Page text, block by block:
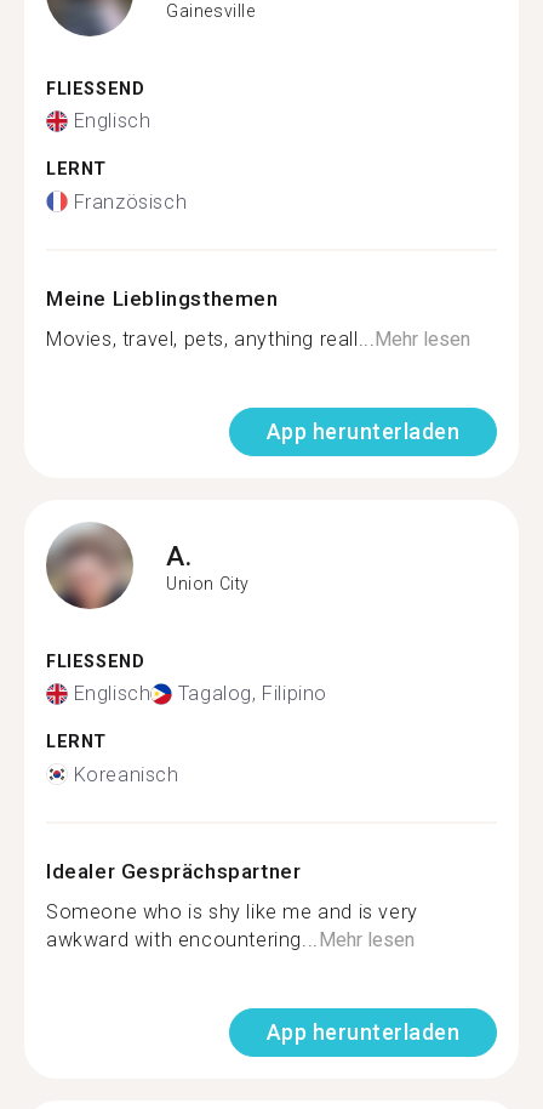
Gainesville
FLIESSEND
Englisch
LERNT
Französisch
Meine Lieblingsthemen
Movies, travel, pets, anything reall... Mehr lesen
App herunterladen
A.
Union City
FLIESSEND
Englisch Tagalog, Filipino
LERNT
Koreanisch
Idealer Gesprächspartner
Someone who is shy like me and is very
awkward with encountering... Mehr lesen
App herunterladen